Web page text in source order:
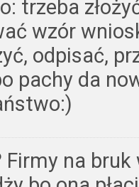
trzeba
wzór
odpisać,
pachy da
Firmy na